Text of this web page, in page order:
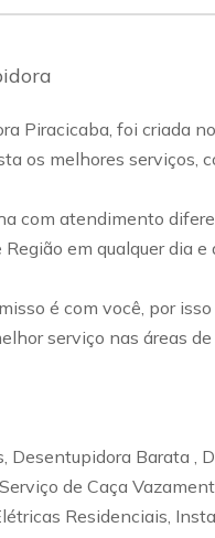
Piracicaba, foi criada
os melhores serviços,
com atendimento
em qualquer dia e
é com você, por
serviço nas áreas
Desentupidora Barata ,
de Caça
Residenciais,